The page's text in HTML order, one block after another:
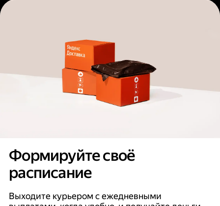
Формируйте своё
расписание
Выходите курьером с ежедневными